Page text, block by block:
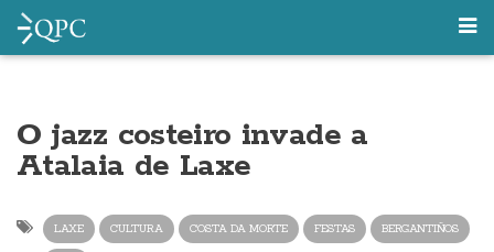
O jazz costeiro invade a
Atalaia de Laxe
LAXE CULTURA COSTA DA MORTE FESTAS BERGANTIÑOS